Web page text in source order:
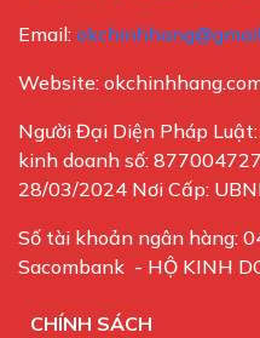
Email:
Website:
Người Đại Diện Pháp
kinh doanh số:
28/03/2024 Nơi Cấp:
Số tài khoản ngân hàng:
Sacombank - HỘ KINH
CHÍNH SÁCH